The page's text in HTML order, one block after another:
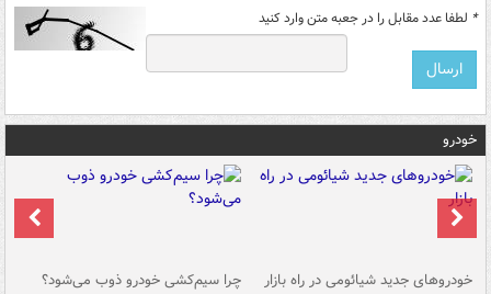
* لطفا عدد مقابل را در جعبه متن وارد کنید
خودرو
خودروهای جدید شیائومی در راه بازار چرا سیم‌کشی خودرو ذوب می‌شود؟